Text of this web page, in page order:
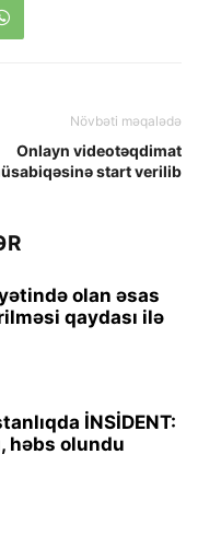
Növbəti məqalədə
Onlayn videotəqdimat
start verilib
olan əsas
qaydası ilə
İNSİDENT:
həbs olundu